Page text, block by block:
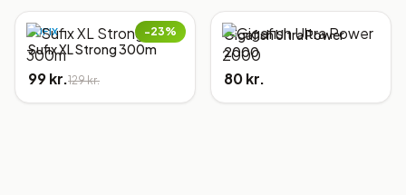
−23%
SUFIX
Sufix XL Strong 300m
99 kr.129 kr.
Gigafish Ultra Power
2000
80 kr.